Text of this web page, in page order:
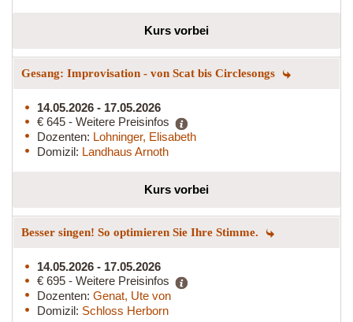
Kurs vorbei
Gesang: Improvisation - von Scat bis Circlesongs
14.05.2026 - 17.05.2026
€ 645 - Weitere Preisinfos
Dozenten: Lohninger, Elisabeth
Domizil: Landhaus Arnoth
Kurs vorbei
Besser singen! So optimieren Sie Ihre Stimme.
14.05.2026 - 17.05.2026
€ 695 - Weitere Preisinfos
Dozenten: Genat, Ute von
Domizil: Schloss Herborn